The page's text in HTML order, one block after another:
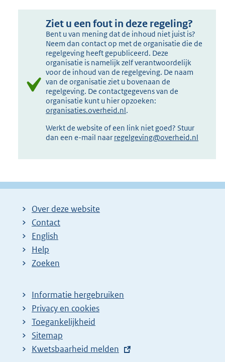
Ziet u een fout in deze regeling?
Bent u van mening dat de inhoud niet juist is?
Neem dan contact op met de organisatie die de
regelgeving heeft gepubliceerd. Deze
organisatie is namelijk zelf verantwoordelijk
voor de inhoud van de regelgeving. De naam
van de organisatie ziet u bovenaan de
regelgeving. De contactgegevens van de
organisatie kunt u hier opzoeken:
organisaties.overheid.nl.
Werkt de website of een link niet goed? Stuur
dan een e-mail naar regelgeving@overheid.nl
Over deze website
Contact
English
Help
Zoeken
Informatie hergebruiken
Privacy en cookies
Toegankelijkheid
Sitemap
E
Kwetsbaarheid melden